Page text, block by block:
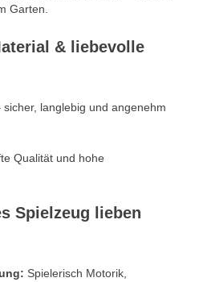
Garten.
& liebevolle
langlebig und angenehm
Qualität und hohe
Spielzeug lieben
Spielerisch Motorik,